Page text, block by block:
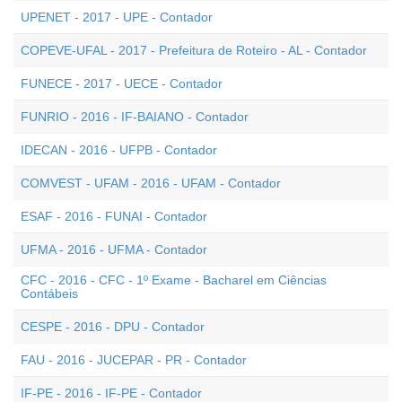
UPENET - 2017 - UPE - Contador
COPEVE-UFAL - 2017 - Prefeitura de Roteiro - AL - Contador
FUNECE - 2017 - UECE - Contador
FUNRIO - 2016 - IF-BAIANO - Contador
IDECAN - 2016 - UFPB - Contador
COMVEST - UFAM - 2016 - UFAM - Contador
ESAF - 2016 - FUNAI - Contador
UFMA - 2016 - UFMA - Contador
CFC - 2016 - CFC - 1º Exame - Bacharel em Ciências
Contábeis
CESPE - 2016 - DPU - Contador
FAU - 2016 - JUCEPAR - PR - Contador
IF-PE - 2016 - IF-PE - Contador